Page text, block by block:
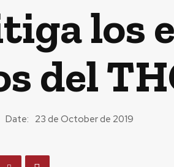
los
del
Date: 23 de October de 2019